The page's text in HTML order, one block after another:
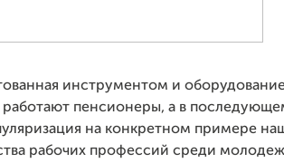
инструментом и
работают пенсионеры, а в
на конкретном примере
рабочих профессий среди